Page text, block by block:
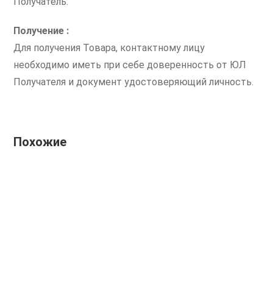
Получение :
Для получения Товара, контактному лицу
необходимо иметь при себе доверенность от ЮЛ
Получателя и документ удостоверяющий личность.
Похожие